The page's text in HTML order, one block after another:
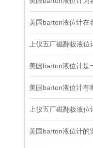
美国barton液位计有